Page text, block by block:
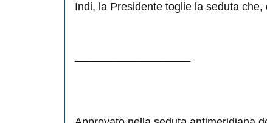
Indi, la Presidente toglie la seduta